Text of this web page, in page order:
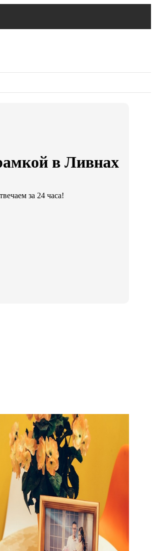
в Ливнах
за 24 часа!